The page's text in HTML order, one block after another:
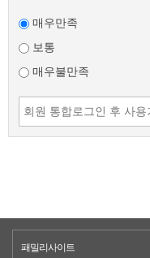
매우만족
보통
매우불만족
패밀리사이트